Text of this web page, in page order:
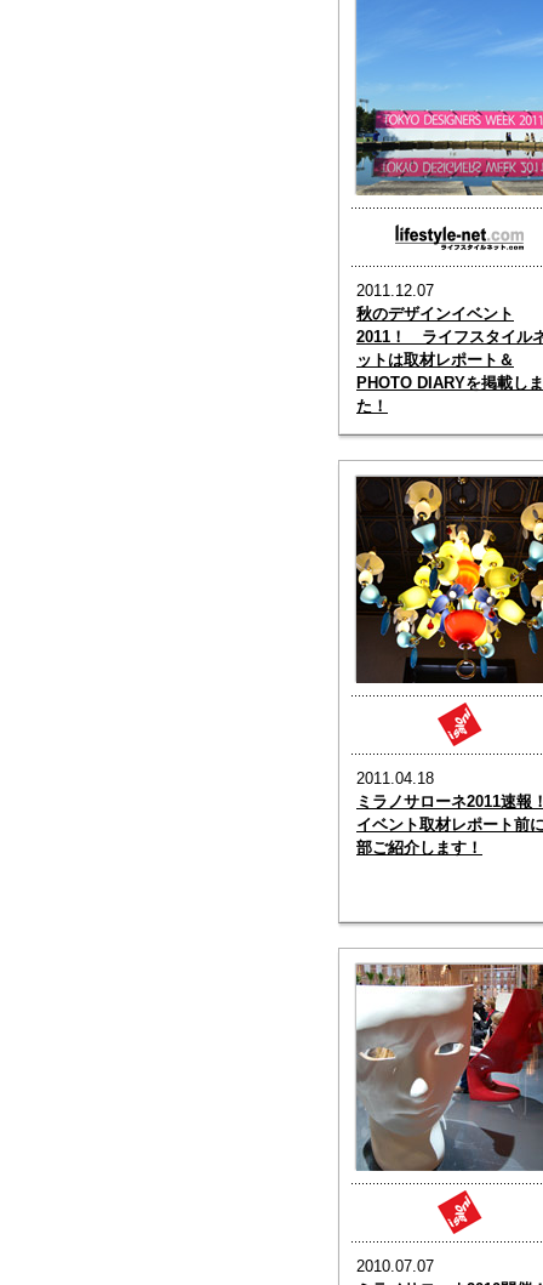
2011.12.07
秋のデザインイベント
2011！ ライフスタイル
ットは取材レポート＆
PHOTO DIARYを掲載し
た！
2011.04.18
ミラノサローネ2011速報
イベント取材レポート前
部ご紹介します！
2010.07.07